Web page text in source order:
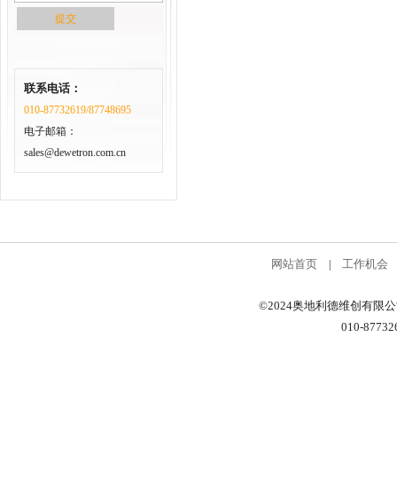
联系电话：
010-87732619/87748695
电子邮箱：
sales@dewetron.com.cn
网站首页 工作机会
©2024奥地利德维创有限
010-